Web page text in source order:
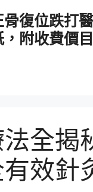
復位跌打
附收費價
全揭
效針